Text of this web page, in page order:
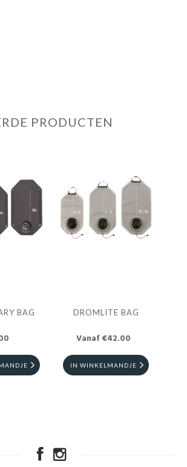
PRODUCTEN
BAG DROMLITE BAG
Vanaf €42.00
IN WINKELMANDJE